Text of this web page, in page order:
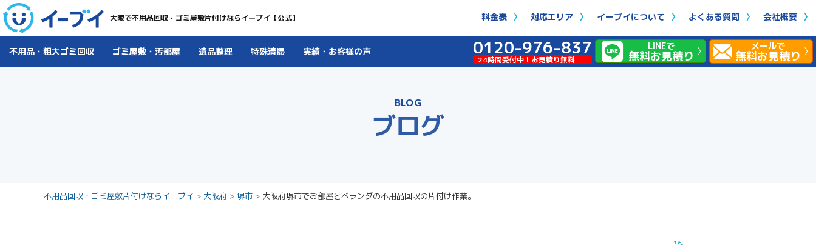
大阪で不用品回収・ゴミ屋敷片付けならイーブイ【公式】 料金表 対応エリア イーブイについて よくある質問 会社概要
不用品・粗大ゴミ回収 ゴミ屋敷・汚部屋 遺品整理 特殊清掃 実績・お客様の声 0120-976-837
24時間受付中！お見積り無料
LINEで
無料お見積り
メールで
無料お見積り
BLOG
ブログ
不用品回収・ゴミ屋敷片付けならイーブイ > 大阪府 > 堺市 > 大阪府堺市でお部屋とベランダの不用品回収の片付け作業。